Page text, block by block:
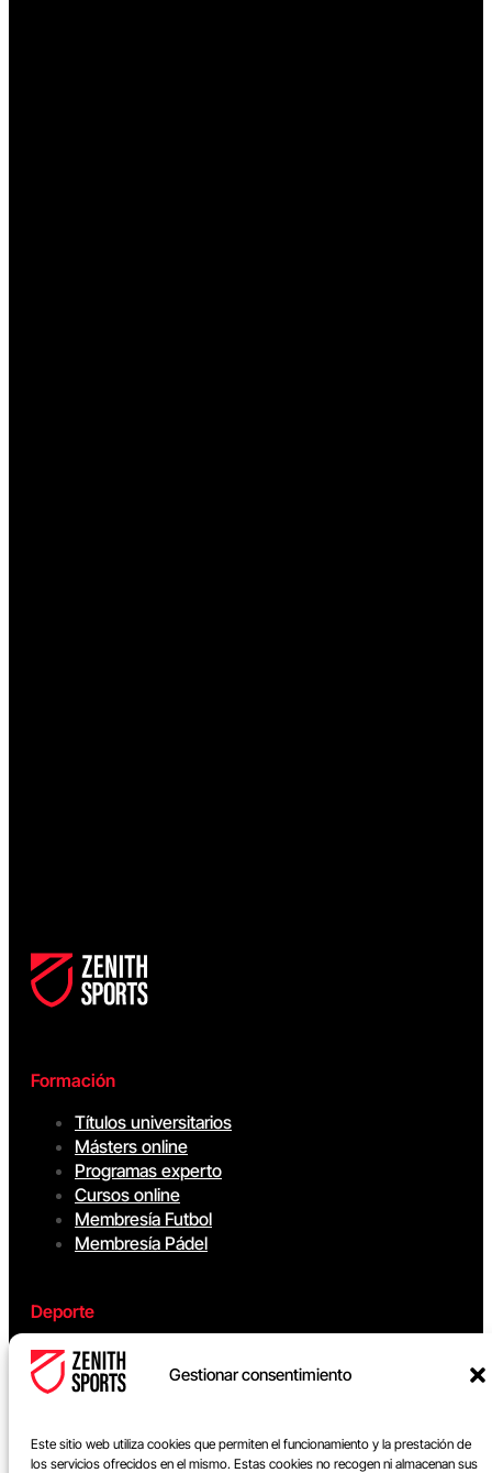
Gestionar consentimiento
Este sitio web utiliza cookies que permiten el funcionamiento y la prestación de
los servicios ofrecidos en el mismo. Estas cookies no recogen ni almacenan sus
Formación
Títulos universitarios
Másters online
Programas experto
Cursos online
Membresía Futbol
Membresía Pádel
Deporte
Fútbol
Pádel